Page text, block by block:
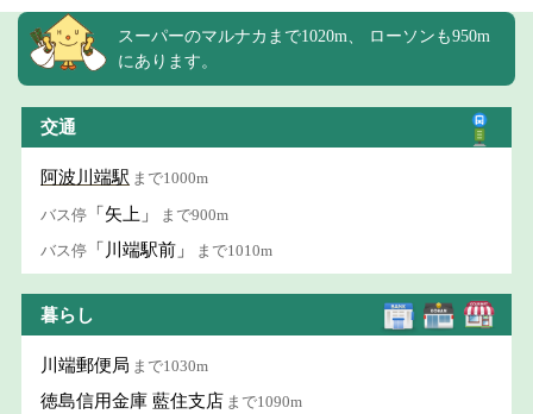
スーパーのマルナカまで1020m、 ローソンも950m
にあります。
交通
阿波川端駅 まで1000m
バス停 「矢上」 まで900m
バス停 「川端駅前」 まで1010m
暮らし
川端郵便局 まで1030m
徳島信用金庫 藍住支店 まで1090m